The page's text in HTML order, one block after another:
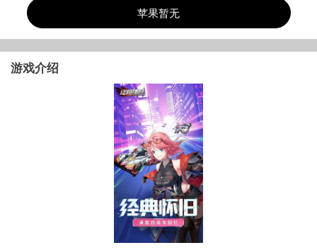
苹果暂无
游戏介绍